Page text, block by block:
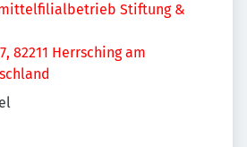
Stiftung &
82211 Herrsching am